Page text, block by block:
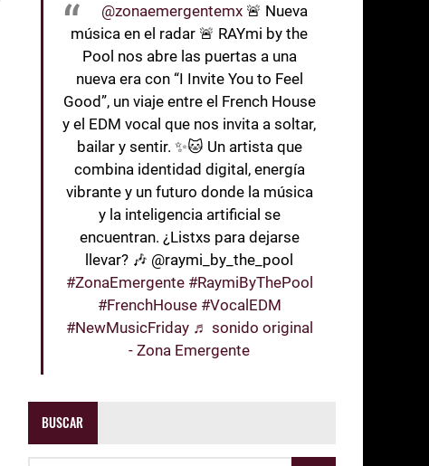
@zonaemergentemx 🚨 Nueva
música en el radar 🚨 RAYmi by the
Pool nos abre las puertas a una
nueva era con “I Invite You to Feel
Good”, un viaje entre el French House
y el EDM vocal que nos invita a soltar,
bailar y sentir. ✨🐱 Un artista que
combina identidad digital, energía
vibrante y un futuro donde la música
y la inteligencia artificial se
encuentran. ¿Listxs para dejarse
llevar? 🎶 @raymi_by_the_pool
#ZonaEmergente #RaymiByThePool
#FrenchHouse #VocalEDM
#NewMusicFriday ♬ sonido original
- Zona Emergente
BUSCAR